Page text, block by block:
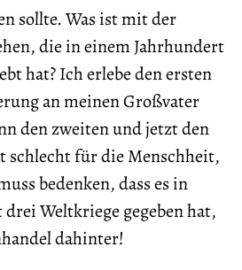
sollte. Was ist mit der
die in einem Jahrhundert
hat? Ich erlebe den ersten
an meinen Großvater
den zweiten und jetzt den
schlecht für die Menschheit,
bedenken, dass es in
Weltkriege gegeben hat,
dahinter!